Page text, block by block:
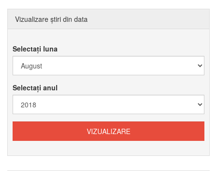
Vizualizare știri din data
Selectați luna
Selectați anul